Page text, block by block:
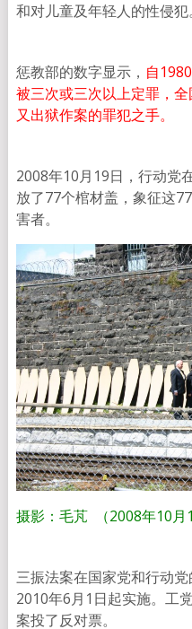
和对儿童及年轻人的性侵犯。
惩教部的数字显示， 自
被三次或三次以上定罪，
又出狱作案的罪犯之手。
2008年10月19日，行动党
放了77个棺材盖，象征这
害者。
摄影：毛芃 （2008年10月
三振法案在国家党和行动
2010年6月1日起实施。工
案投了反对票。